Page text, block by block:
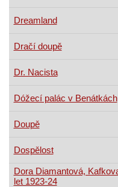
Dreamland
Dračí doupě
Dr. Nacista
Dóžecí palác v Benátkách
Doupě
Dospělost
Dora Diamantová,
let 1923-24